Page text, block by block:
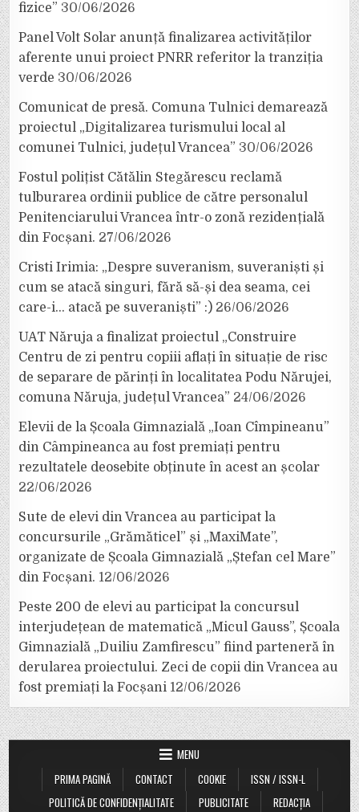
fizice” 30/06/2026
Panel Volt Solar anunță finalizarea activităților
aferente unui proiect PNRR referitor la tranziția
verde 30/06/2026
Comunicat de presă. Comuna Tulnici demarează
proiectul „Digitalizarea turismului local al
comunei Tulnici, județul Vrancea” 30/06/2026
Fostul polițist Cătălin Stegărescu reclamă
tulburarea ordinii publice de către personalul
Penitenciarului Vrancea într-o zonă rezidențială
din Focșani. 27/06/2026
Cristi Irimia: „Despre suveranism, suveraniști și
cum se atacă singuri, fără să-și dea seama, cei
care-i… atacă pe suveraniști” :) 26/06/2026
UAT Năruja a finalizat proiectul „Construire
Centru de zi pentru copiii aflați în situație de risc
de separare de părinți în localitatea Podu Nărujei,
comuna Năruja, județul Vrancea” 24/06/2026
Elevii de la Școala Gimnazială „Ioan Cîmpineanu”
din Câmpineanca au fost premiați pentru
rezultatele deosebite obținute în acest an școlar
22/06/2026
Sute de elevi din Vrancea au participat la
concursurile „Grămăticel” și „MaxiMate”,
organizate de Școala Gimnazială „Ștefan cel Mare”
din Focșani. 12/06/2026
Peste 200 de elevi au participat la concursul
interjudețean de matematică „Micul Gauss”, Școala
Gimnazială „Duiliu Zamfirescu” fiind parteneră în
derularea proiectului. Zeci de copii din Vrancea au
fost premiați la Focșani 12/06/2026
MENU
PRIMA PAGINĂ
CONTACT COOKIE
ISSN / ISSN-L
POLITICĂ DE CONFIDENȚIALITATE
PUBLICITATE REDACȚIA